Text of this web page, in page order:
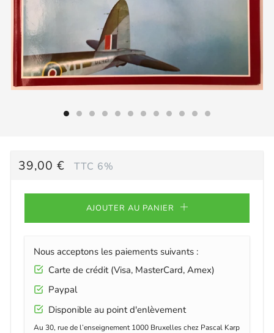
PRIX
39,00 € TTC 6%
AJOUTER AU PANIER
Nous acceptons les paiements suivants :
Carte de crédit (Visa, MasterCard, Amex)
Paypal
Disponible au point d'enlèvement
Au 30, rue de l’enseignement 1000 Bruxelles chez Pascal Karp